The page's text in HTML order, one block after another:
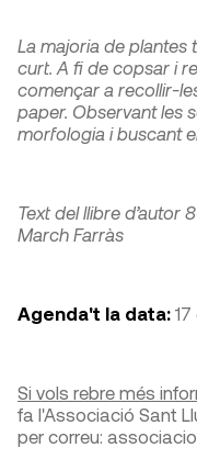
La majoria de plantes
curt. A fi de copsar i
començar a recollir-
paper. Observant les
morfologia i buscant
Text del llibre d’autor
March Farràs
Agenda't la data:
Si vols rebre més
fa l'Associació Sant
per correu: